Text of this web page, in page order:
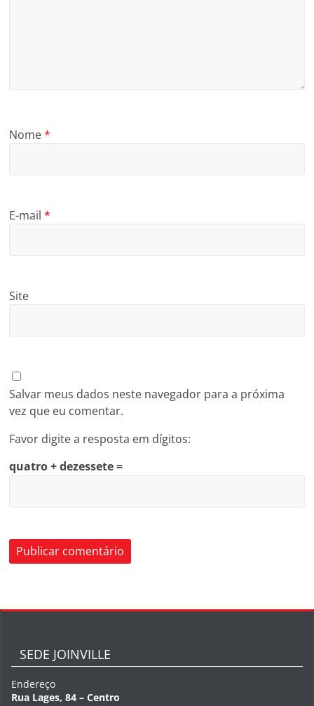
Nome*
E-mail*
Site
Salvar meus dados neste navegador para a próxima
vez que eu comentar.
Favor digite a resposta em dígitos:
quatro + dezessete =
SEDE JOINVILLE
Endereço
Rua Lages, 84 – Centro